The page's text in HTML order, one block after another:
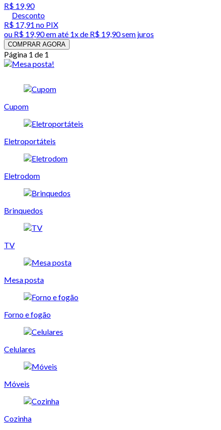
R$ 19,90
Desconto
R$ 17,91 no PIX
ou R$ 19,90em até 1x de R$ 19,90sem juros
COMPRAR AGORA
Página 1 de 1
Cupom
Eletroportáteis
Eletrodom
Brinquedos
TV
Mesa posta
Forno e fogão
Celulares
Móveis
Cozinha